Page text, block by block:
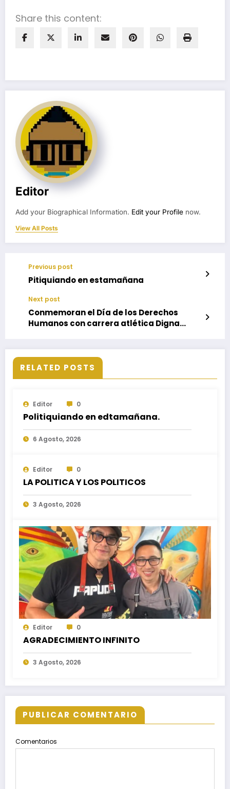
Share this content:
Editor
Add your Biographical Information. Edit your Profile now.
View All Posts
Previous post
Pitiquiando en estamañana
Next post
Conmemoran el Día de los Derechos
Humanos con carrera atlética Digna
RELATED POSTS
Editor 0
Politiquiando en edtamañana.
6 Agosto, 2026
Editor 0
LA POLITICA Y LOS POLITICOS
3 Agosto, 2026
Editor 0
AGRADECIMIENTO INFINITO
3 Agosto, 2026
PUBLICAR COMENTARIO
Comentarios